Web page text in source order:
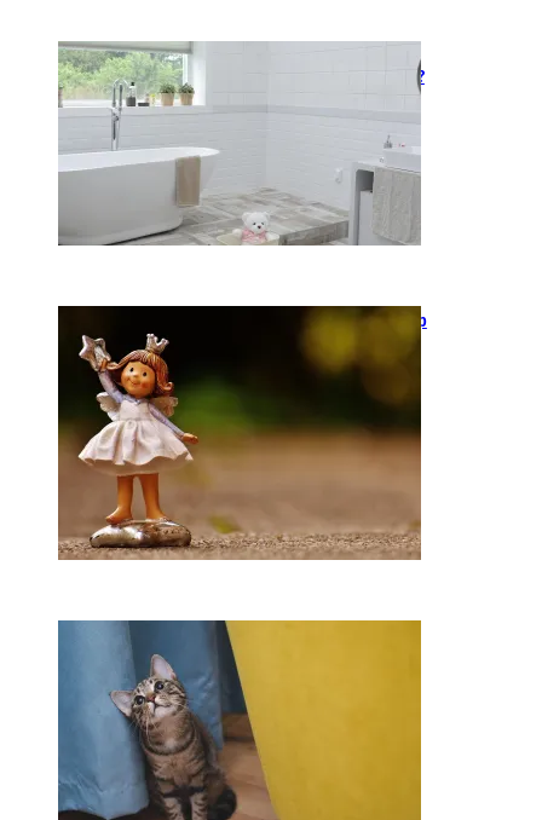
neįgaliojo vežimėliui vonią?
2026-05-12
Keramika kasdienybėje: kaip
požiūrį į namų estetiką
Ką daryti, kad katė
nedraskytų tapetų?
2026-02-07